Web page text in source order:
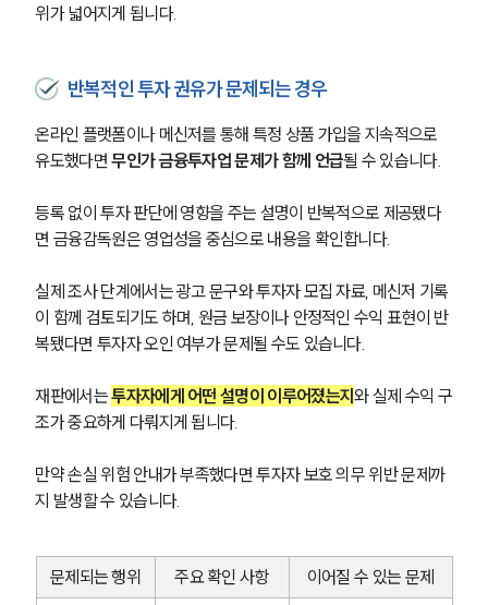
위가 넓어지게 됩니다.
반복적인 투자 권유가 문제되는 경우
온라인 플랫폼이나 메신저를 통해 특정 상품 가입을 지속적으로
유도했다면 무인가 금융투자업 문제가 함께 언급될 수 있습니다.
등록 없이 투자 판단에 영향을 주는 설명이 반복적으로 제공됐다
면 금융감독원은 영업성을 중심으로 내용을 확인합니다.
실제 조사 단계에서는 광고 문구와 투자자 모집 자료, 메신저 기록
이 함께 검토되기도 하며, 원금 보장이나 안정적인 수익 표현이 반
복됐다면 투자자 오인 여부가 문제될 수도 있습니다.
재판에서는 투자자에게 어떤 설명이 이루어졌는지와 실제 수익 구
조가 중요하게 다뤄지게 됩니다.
만약 손실 위험 안내가 부족했다면 투자자 보호 의무 위반 문제까
지 발생할 수 있습니다.
문제되는 행위 주요 확인 사항
이어질 수 있는 문제